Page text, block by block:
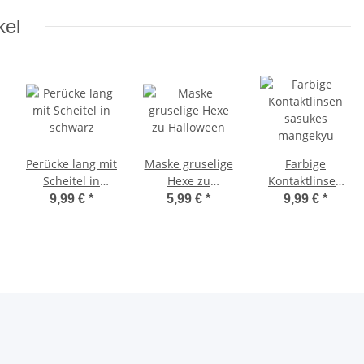
Perücke lang mit
Scheitel in
schwarz
9,99 € *
Maske gruselige
Hexe zu
Halloween
5,99 € *
Farbige
Kontaktlinsen
sasukes
9,99 € *